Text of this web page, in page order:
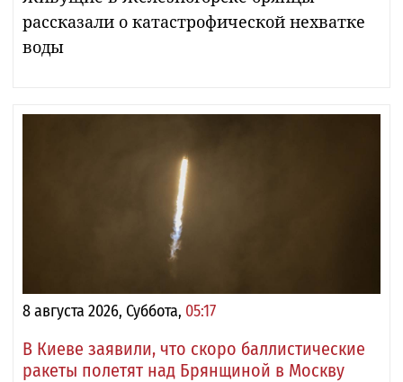
рассказали о катастрофической нехватке
воды
8 августа 2026, Суббота, 05:17
В Киеве заявили, что скоро баллистические
ракеты полетят над Брянщиной в Москву